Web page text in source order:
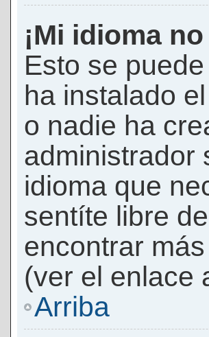
¡Mi idioma
Esto se
ha instalado
o nadie ha
administrador
idioma que
sentíte libre
encontrar
(ver el enlace
Arriba